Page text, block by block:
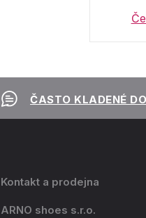
ČASTO KLADENÉ
Kontakt a prodejna
ARNO shoes s.r.o.